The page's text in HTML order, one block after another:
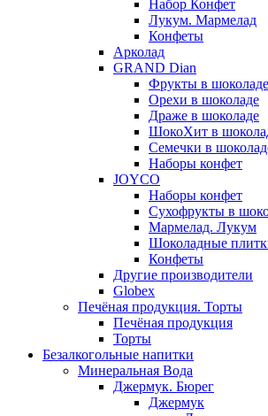
Набор Конфет
Лукум. Мармелад
Конфеты
Арколад
GRAND Dian
Фрукты в шоколаде
Орехи в шоколаде
Драже в шоколаде
ШокоХит в
Семечки в
Наборы конфет
JOYCO
Наборы конфет
Сухофрукты в
Мармелад. Лукум
Шоколадные
Конфеты
Другие производители
Globex
Печёная продукция. Торты
Печёная продукция
Торты
Безалкогольные напитки
Минеральная Вода
Джермук. Бюрег
Джермук